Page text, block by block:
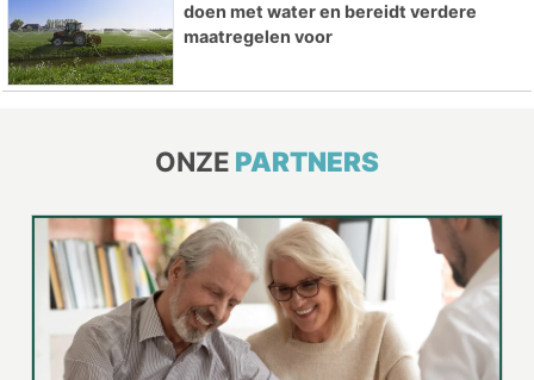
doen met water en bereidt verdere
maatregelen voor
ONZE PARTNERS